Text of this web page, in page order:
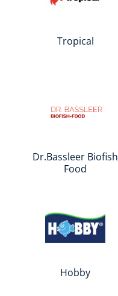
Tropical
Dr.Bassleer Biofish
Food
Hobby